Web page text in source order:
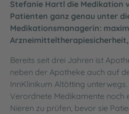
Stefanie Hartl die Medikation
Patienten ganz genau unter
Medikationsmanagerin:
Arzneimitteltherapiesicherheit,
Bereits seit drei Jahren ist
neben der Apotheke auch auf
InnKlinikum Altötting
Verordnete Medikamente noch
Nieren zu prüfen, bevor sie